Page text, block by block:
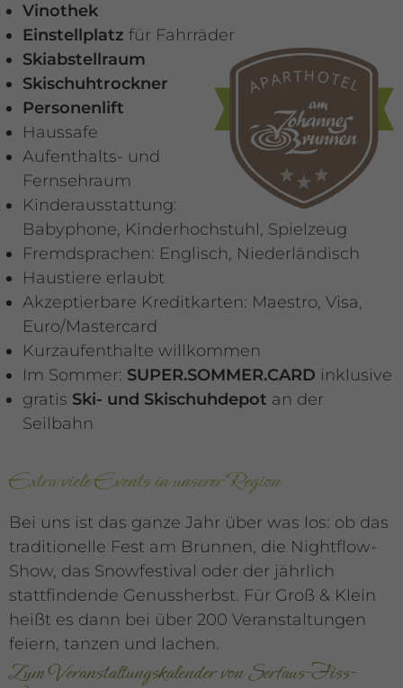
Vinothek
Einstellplatz für Fahrräder
Skiabstellraum
Skischuhtrockner
Personenlift
Haussafe
Aufenthalts- und
Fernsehraum
Kinderausstattung:
Babyphone, Kinderhochstuhl, Spielzeug
Fremdsprachen: Englisch, Niederländisch
Haustiere erlaubt
Akzeptierbare Kreditkarten: Maestro, Visa,
Euro/Mastercard
Kurzaufenthalte willkommen
Im Sommer: SUPER.SOMMER.CARD inklusive
gratis Ski- und Skischuhdepot an der
Seilbahn
Extra viele Events in unserer Region
Bei uns ist das ganze Jahr über was los: ob das
traditionelle Fest am Brunnen, die Nightflow-
Show, das Snowfestival oder der jährlich
stattfindende Genussherbst. Für Groß & Klein
heißt es dann bei über 200 Veranstaltungen
feiern, tanzen und lachen.
Zum Veranstaltungskalender von Serfaus-Fiss-